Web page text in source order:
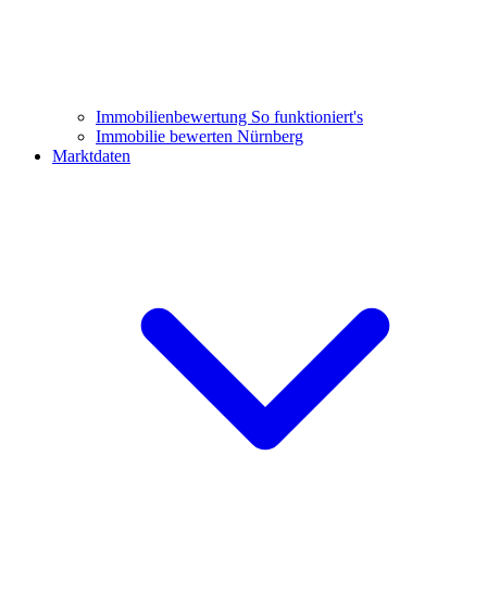
Immobilienbewertung So funktioniert's
Immobilie bewerten Nürnberg
Marktdaten